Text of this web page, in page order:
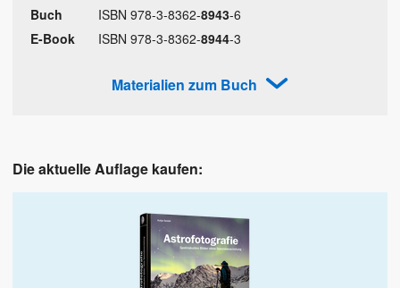
Buch ISBN 978-3-8362-8943-6
E-Book
ISBN 978-3-8362-8944-3
Materialien zum Buch
Die aktuelle Auflage kaufen: